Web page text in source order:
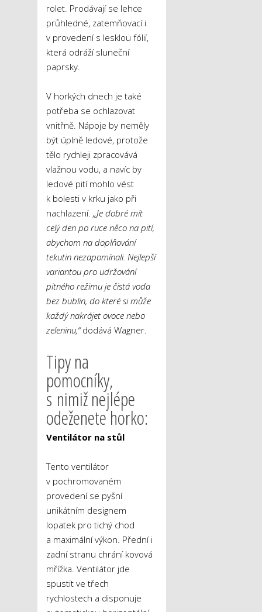
rolet. Prodávají se lehce
průhledné, zatemňovací i
v provedení s lesklou fólií,
která odráží sluneční
paprsky.
V horkých dnech je také
potřeba se ochlazovat
vnitřně. Nápoje by neměly
být úplně ledové, protože
tělo rychleji zpracovává
vlažnou vodu, a navíc by
ledové pití mohlo vést
k bolesti v krku jako při
nachlazení. „Je dobré mít
celý den po ruce něco na pití,
abychom na doplňování
tekutin nezapomínali. Nejlepší
variantou pro udržování
pitného režimu je čistá voda
bez bublin, do které si může
každý nakrájet ovoce nebo
zeleninu,“dodává Wagner.
Tipy na
pomocníky,
s nimiž nejlépe
odeženete horko:
Ventilátor na stůl
Tento ventilátor
v pochromovaném
provedení se pyšní
unikátním designem
lopatek pro tichý chod
a maximální výkon. Přední i
zadní stranu chrání kovová
mřížka. Ventilátor jde
spustit ve třech
rychlostech a disponuje